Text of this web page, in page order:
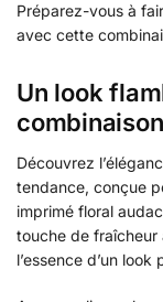
Préparez-vous à
avec cette
Un look
Découvrez
tendance, conçue
imprimé floral
touche de
l’essence d’un